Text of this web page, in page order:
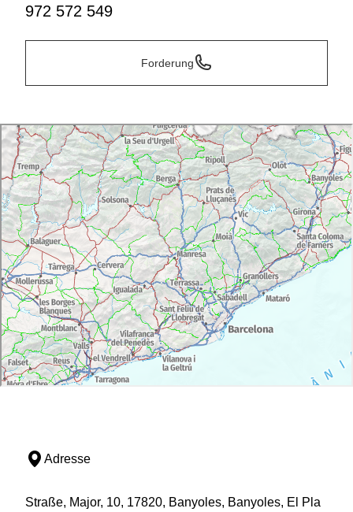
972 572 549
Forderung
Adresse
Straße, Major, 10, 17820, Banyoles, Banyoles, El Pla